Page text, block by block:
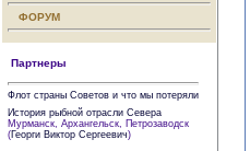
ФОРУМ
Партнеры
Флот страны Советов и что мы потеряли
История рыбной отрасли Севера
Мурманск, Архангельск, Петрозаводск
(Георги Виктор Сергеевич)